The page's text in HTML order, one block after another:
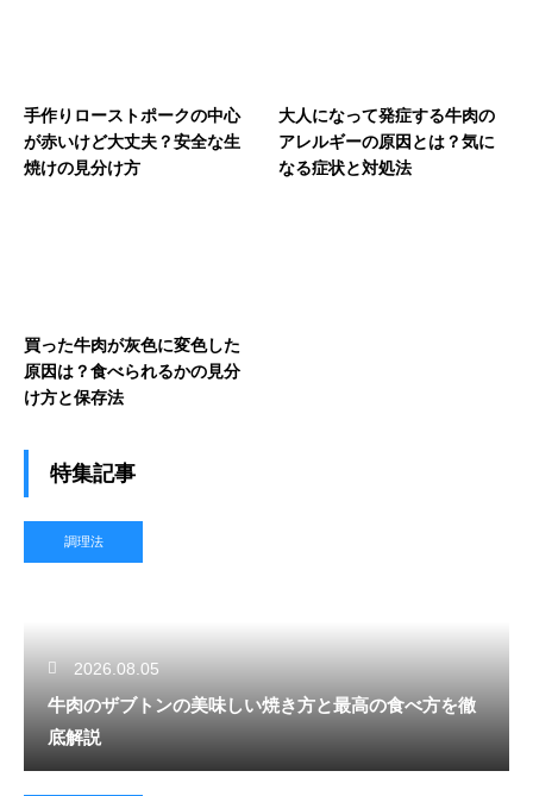
手作りローストポークの中心
が赤いけど大丈夫？安全な生
焼けの見分け方
大人になって発症する牛肉の
アレルギーの原因とは？気に
なる症状と対処法
買った牛肉が灰色に変色した
原因は？食べられるかの見分
け方と保存法
特集記事
調理法
2026.08.05
牛肉のザブトンの美味しい焼き方と最高の食べ方を徹
底解説